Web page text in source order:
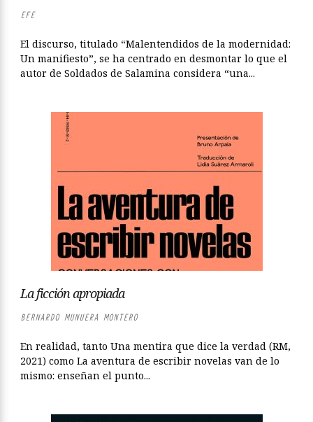
EFE
El discurso, titulado “Malentendidos de la modernidad:
Un manifiesto”, se ha centrado en desmontar lo que el
autor de Soldados de Salamina considera “una...
La ficción apropiada
BERNARDO MUNUERA MONTERO
En realidad, tanto Una mentira que dice la verdad (RM,
2021) como La aventura de escribir novelas van de lo
mismo: enseñan el punto...